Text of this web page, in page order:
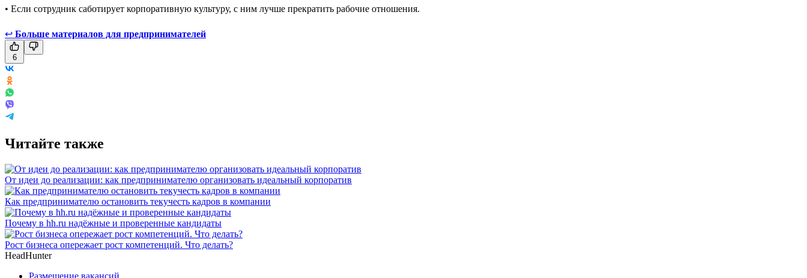
• Если сотрудник саботирует корпоративную культуру, с ним лучше прекратить рабочие отношения.
↩ Больше материалов для предпринимателей
6
Читайте также
От идеи до реализации: как предпринимателю организовать идеальный корпоратив
Как предпринимателю остановить текучесть кадров в компании
Почему в hh.ru надёжные и проверенные кандидаты
Рост бизнеса опережает рост компетенций. Что делать?
HeadHunter
Размещение вакансий